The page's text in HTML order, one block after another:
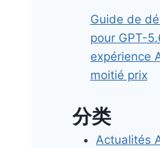
Guide de
pour GPT-
expérience
moitié prix
分类
Actualités